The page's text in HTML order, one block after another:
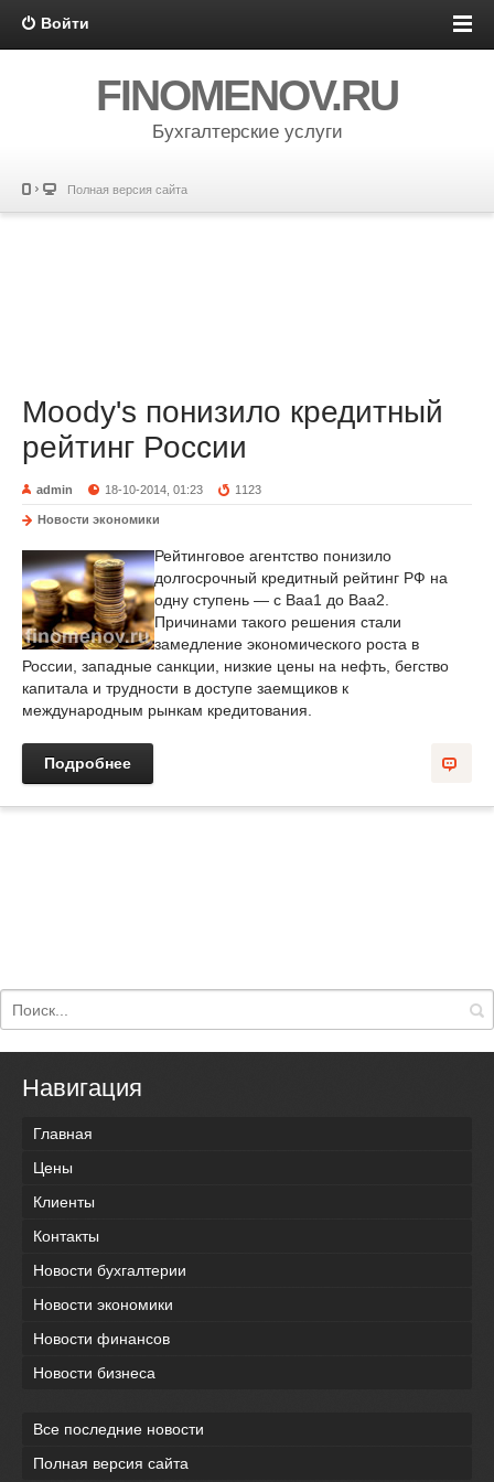
Войти
FINOMENOV.RU
Бухгалтерские услуги
Полная версия сайта
Moody's понизило кредитный
рейтинг России
admin 18-10-2014, 01:23 1123
Новости экономики
Рейтинговое агентство понизило
долгосрочный кредитный рейтинг РФ на
одну ступень — с Baa1 до Baa2.
Причинами такого решения стали
замедление экономического роста в
России, западные санкции, низкие цены на нефть, бегство
капитала и трудности в доступе заемщиков к
международным рынкам кредитования.
Подробнее
Навигация
Главная
Цены
Клиенты
Контакты
Новости бухгалтерии
Новости экономики
Новости финансов
Новости бизнеса
Все последние новости
Полная версия сайта